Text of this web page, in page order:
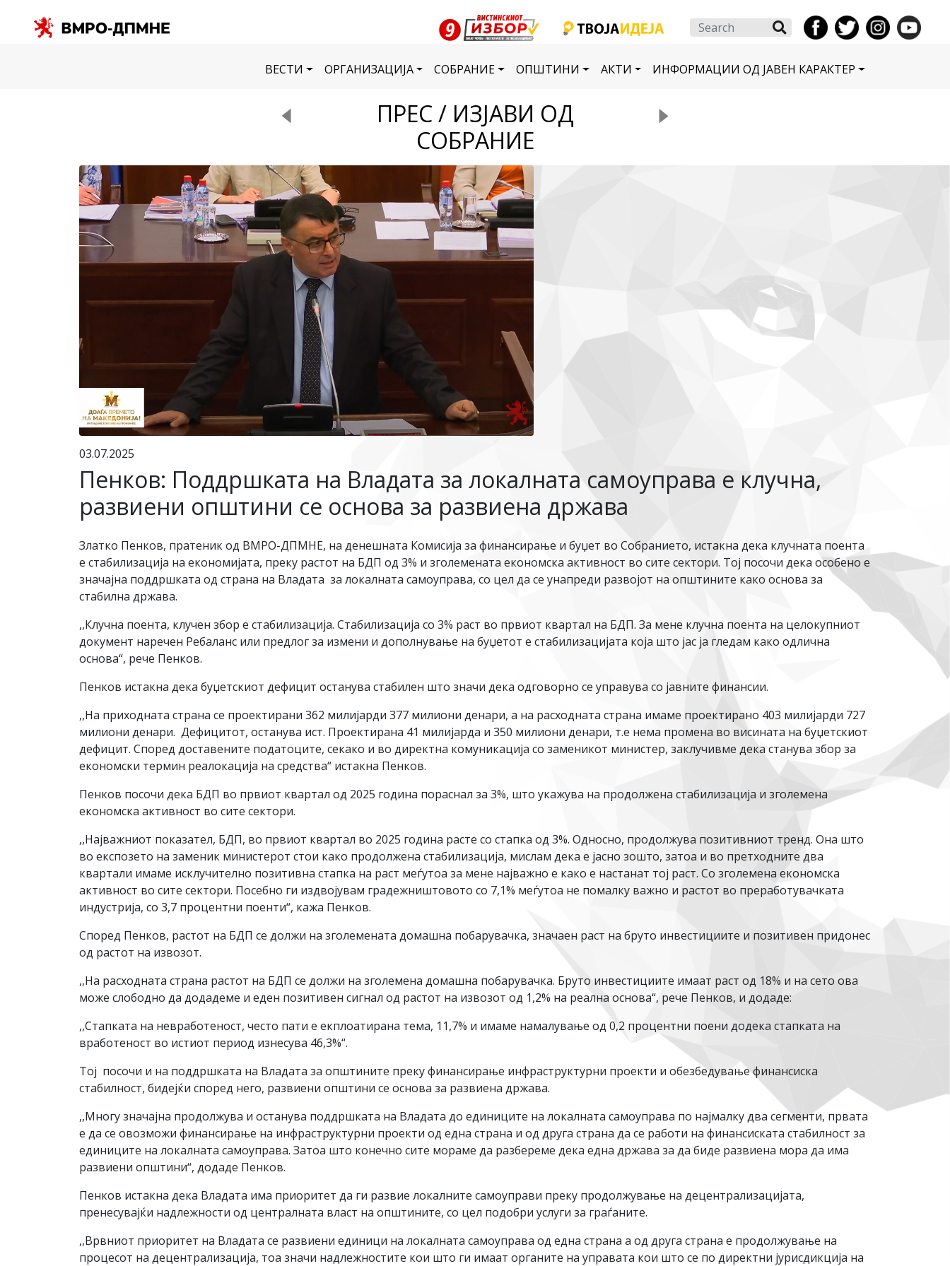
Search
ВЕСТИ ОРГАНИЗАЦИЈА СОБРАНИЕ ОПШТИНИ АКТИ ИНФОРМАЦИИ ОД ЈАВЕН КАРАКТЕР
ПРЕС / ИЗЈАВИ ОД
СОБРАНИЕ
03.07.2025
Пенков: Поддршката на Владата за локалната самоуправа е клучна,
развиени општини се основа за развиена држава
Златко Пенков, пратеник од ВМРО-ДПМНЕ, на денешната Комисија за финансирање и буџет во Собранието, истакна дека клучната поента
е стабилизација на економијата, преку растот на БДП од 3% и зголемената економска активност во сите сектори. Тој посочи дека особено е
значајна поддршката од страна на Владата за локалната самоуправа, со цел да се унапреди развојот на општините како основа за
стабилна држава.
,,Клучна поента, клучен збор е стабилизација. Стабилизација со 3% раст во првиот квартал на БДП. За мене клучна поента на целокупниот
документ наречен Ребаланс или предлог за измени и дополнување на буџетот е стабилизацијата која што јас ја гледам како одлична
основа“, рече Пенков.
Пенков истакна дека буџетскиот дефицит останува стабилен што значи дека одговорно се управува со јавните финансии.
,,На приходната страна се проектирани 362 милијарди 377 милиони денари, а на расходната страна имаме проектирано 403 милијарди 727
милиони денари. Дефицитот, останува ист. Проектирана 41 милијарда и 350 милиони денари, т.е нема промена во висината на буџетскиот
дефицит. Според доставените податоците, секако и во директна комуникација со заменикот министер, заклучивме дека станува збор за
економски термин реалокација на средства“ истакна Пенков.
Пенков посочи дека БДП во првиот квартал од 2025 година пораснал за 3%, што укажува на продолжена стабилизација и зголемена
економска активност во сите сектори.
,,Најважниот показател, БДП, во првиот квартал во 2025 година расте со стапка од 3%. Односно, продолжува позитивниот тренд. Она што
во експозето на заменик министерот стои како продолжена стабилизација, мислам дека е јасно зошто, затоа и во претходните два
квартали имаме исклучително позитивна стапка на раст меѓутоа за мене најважно е како е настанат тој раст. Со зголемена економска
активност во сите сектори. Посебно ги издвојувам градежништовото со 7,1% меѓутоа не помалку важно и растот во преработувачката
индустрија, со 3,7 процентни поенти“, кажа Пенков.
Според Пенков, растот на БДП се должи на зголемената домашна побарувачка, значаен раст на бруто инвестициите и позитивен придонес
од растот на извозот.
,,На расходната страна растот на БДП се должи на зголемена домашна побарувачка. Бруто инвестициите имаат раст од 18% и на сето ова
може слободно да додадеме и еден позитивен сигнал од растот на извозот од 1,2% на реална основа“, рече Пенков, и додаде:
,,Стапката на невработеност, често пати е екплоатирана тема, 11,7% и имаме намалување од 0,2 процентни поени додека стапката на
вработеност во истиот период изнесува 46,3%“.
Тој посочи и на поддршката на Владата за општините преку финансирање инфраструктурни проекти и обезбедување финансиска
стабилност, бидејќи според него, развиени општини се основа за развиена држава.
,,Многу значајна продолжува и останува поддршката на Владата до единиците на локалната самоуправа по најмалку два сегменти, првата
е да се овозможи финансирање на инфраструктурни проекти од една страна и од друга страна да се работи на финансиската стабилност за
единиците на локалната самоуправа. Затоа што конечно сите мораме да разбереме дека една држава за да биде развиена мора да има
развиени општини“, додаде Пенков.
Пенков истакна дека Владата има приоритет да ги развие локалните самоуправи преку продолжување на децентрализацијата,
пренесувајќи надлежности од централната власт на општините, со цел подобри услуги за граѓаните.
,,Врвниот приоритет на Владата се развиени единици на локалната самоуправа од една страна а од друга страна е продолжување на
процесот на децентрализација, тоа значи надлежностите кои што ги имаат органите на управата кои што се по директни јурисдикција на